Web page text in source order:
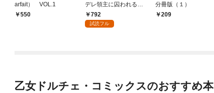
arfait） VOL.1
550
デレ領主に囚われる
（１）
792
試読フル
分冊版（１）
209
乙女ドルチェ・コミックスのおすすめ本